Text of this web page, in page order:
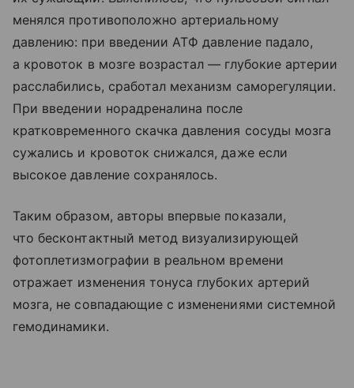
менялся противоположно артериальному
давлению: при введении АТФ давление падало,
а кровоток в мозге возрастал — глубокие артерии
расслабились, сработал механизм саморегуляции.
При введении норадреналина после
кратковременного скачка давления сосуды мозга
сужались и кровоток снижался, даже если
высокое давление сохранялось.
Таким образом, авторы впервые показали,
что бесконтактный метод визуализирующей
фотоплетизмографии в реальном времени
отражает изменения тонуса глубоких артерий
мозга, не совпадающие с изменениями системной
гемодинамики.